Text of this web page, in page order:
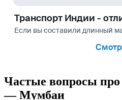
Транспорт Индии -
Если вы составили длинный
Частые вопросы про
— Мумбаи